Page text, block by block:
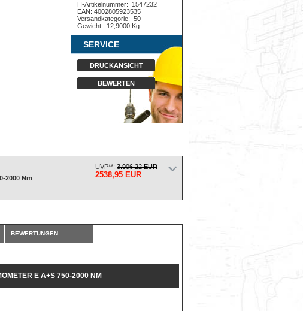
H-Artikelnummer:
1547232
EAN: 4002805923535
Versandkategorie: 50
Gewicht:
12,9000 Kg
SERVICE
DRUCKANSICHT
BEWERTEN
2000 Nm
UVP**: 3.906,22 EUR
2538,95 EUR
BEWERTUNGEN
E A+S 750-2000 NM